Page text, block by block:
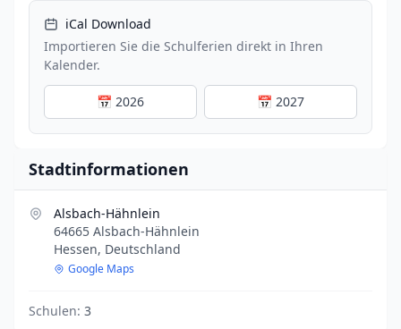
iCal Download
Importieren Sie die Schulferien direkt in Ihren
Kalender.
📅 2026 📅 2027
Stadtinformationen
Alsbach-Hähnlein
64665 Alsbach-Hähnlein
Hessen, Deutschland
Google Maps
Schulen: 3